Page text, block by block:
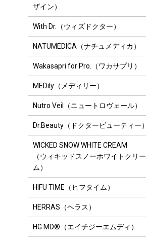
ザイン）
With Dr.（ウィズドクター）
NATUMEDICA（ナチュメディカ）
Wakasapri for Pro.（ワカサプリ）
MEDily（メディリー）
Nutro Veil（ニュートロヴェール）
Dr.Beauty（ドクタービューティー）
WICKED SNOW WHITE CREAM
（ウィキッドスノーホワイトクリー
ム）
HIFU TIME（ヒフタイム）
HERRAS（ヘラス）
HG MD®（エイチジーエムディ）